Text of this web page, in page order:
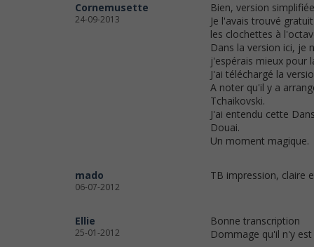
Cornemusette
24-09-2013
Bien, version
Je l'avais trouvé
les clochettes à
Dans la version ici, je
j'espérais mieux pour
J'ai téléchargé la
A noter qu'il y a
Tchaikovski.
J'ai entendu cette
Douai.
Un moment magique.
mado
06-07-2012
TB impression, claire
Ellie
25-01-2012
Bonne transcription
Dommage qu'il n'y